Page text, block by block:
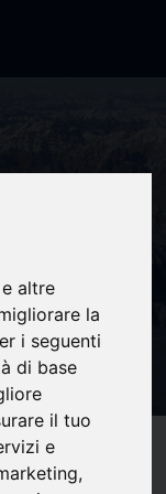
altre
la
i seguenti
di base
il tuo
e
,
- Sigla